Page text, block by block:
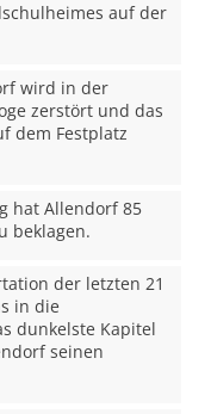
auf der
wird in der
zerstört und das
dem Festplatz
hat Allendorf 85
beklagen.
der letzten 21
in die
dunkelste Kapitel
seinen